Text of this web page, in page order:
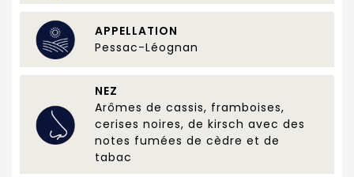
APPELLATION
Pessac-Léognan
NEZ
Arômes de cassis, framboises,
cerises noires, de kirsch avec des
notes fumées de cèdre et de
tabac